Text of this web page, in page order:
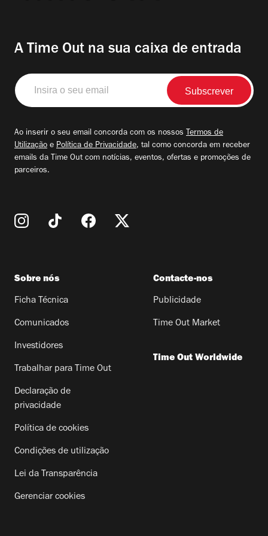
A Time Out na sua caixa de entrada
Insira
o
seu
Ao inserir o seu email concorda com os nossos Termos de
Utilização e Política de Privacidade, tal como concorda em receber
emails da Time Out com notícias, eventos, ofertas e promoções de
parceiros.
Sobre nós
Ficha Técnica
Comunicados
Investidores
Trabalhar para Time Out
Declaração de
privacidade
Política de cookies
Condições de utilização
Lei da Transparência
Gerenciar cookies
Contacte-nos
Publicidade
Time Out Market
Time Out Worldwide